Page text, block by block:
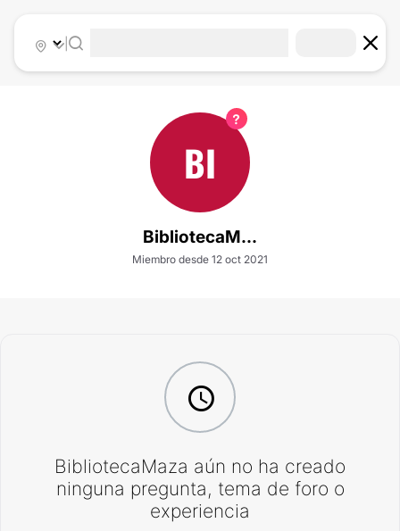
|
BI
BibliotecaM...
Miembro desde 12 oct 2021
BibliotecaMaza aún no ha creado
ninguna pregunta, tema de foro o
experiencia